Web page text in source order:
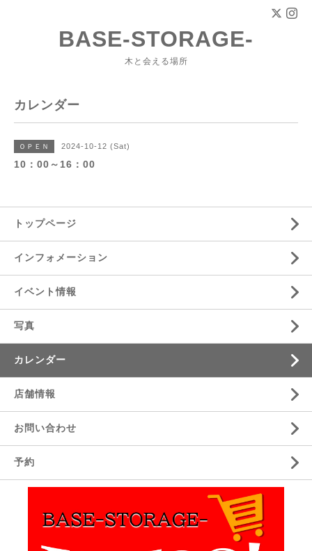
BASE-STORAGE-
木と会える場所
カレンダー
ＯＰＥＮ 2024-10-12 (Sat)
10：00～16：00
トップページ
インフォメーション
イベント情報
写真
カレンダー
店舗情報
お問い合わせ
予約